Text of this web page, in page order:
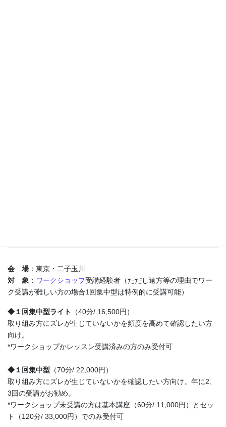
会 場：東京・二子玉川
対 象 ： ワークショップ受講経験者（ただし遠方等の理由でワー
ク受講が難しい方の場合1回集中型は特例的に受講可能）
◆１回集中型ライト
（40分/ 16,500円）
取り組み方にズレが生じていないかを頻度を高めて確認したい方
向け。
*ワークショップかレッスン受講済みの方のみ受付可
◆１回集中型 （70分/ 22,000円）
取り組み方にズレが生じていないかを確認したい方向け。年に2、
3回の受講がお勧め。
*ワークショップ未受講の方は基本講座（60分/ 11,000円）とセッ
ト（120分/ 33,000円）でのみ受付可